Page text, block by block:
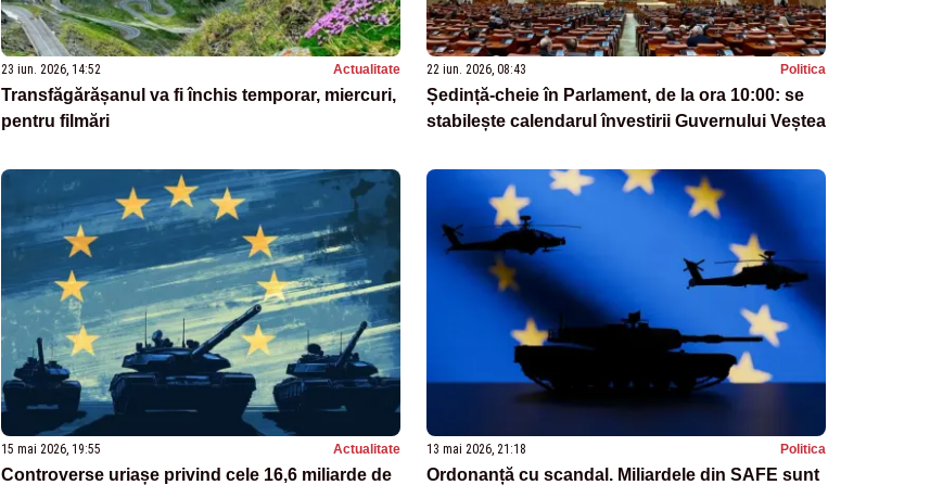
23 iun. 2026, 14:52 Actualitate
Transfăgărășanul va fi închis temporar, miercuri,
pentru filmări
22 iun. 2026, 08:43 Politica
Ședință-cheie în Parlament, de la ora 10:00: se
stabilește calendarul învestirii Guvernului Veștea
15 mai 2026, 19:55 Actualitate
Controverse uriașe privind cele 16,6 miliarde de
13 mai 2026, 21:18 Politica
Ordonanță cu scandal. Miliardele din SAFE sunt